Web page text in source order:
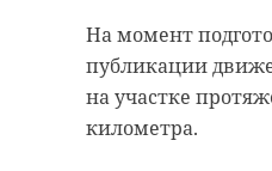
На момент
публикации
на участке
километра.
РЕКОМЕНДУЕМ